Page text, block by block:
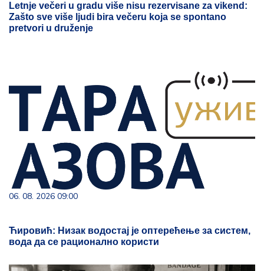
Letnje večeri u gradu više nisu rezervisane za vikend:
Zašto sve više ljudi bira večeru koja se spontano
pretvori u druženje
06. 08. 2026 09:00
Ћировић: Низак водостај је оптерећење за систем,
вода да се рационално користи